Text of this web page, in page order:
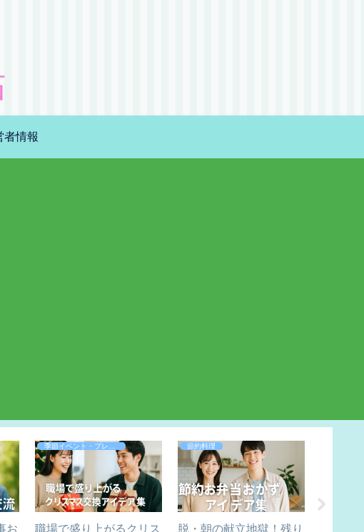
者情報
お
季節イベント・プレゼント
職場で盛り上がるクリス
節約料理
脱・朝の献立地獄！残り